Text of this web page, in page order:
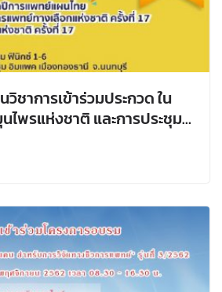
ชาการเข้าร่วมประกวด ใน
ไพรแห่งชาติ และการประชุม
ทย์ทางเลือกแห่งชาติ ครั้งที่